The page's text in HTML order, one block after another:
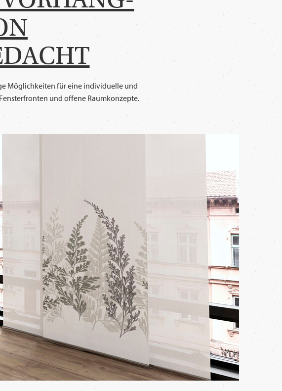
Möglichkeiten für eine individuelle und
und offene Raumkonzepte.